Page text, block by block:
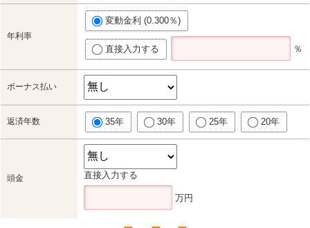
年利率
変動金利 (0.300％)
直接入力する ％
ボーナス払い
返済年数 35年 30年 25年 20年
頭金 直接入力する
万円